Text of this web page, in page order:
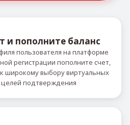
и пополните баланс
пользователя на платформе
регистрации пополните счет,
широкому выбору виртуальных
подтверждения